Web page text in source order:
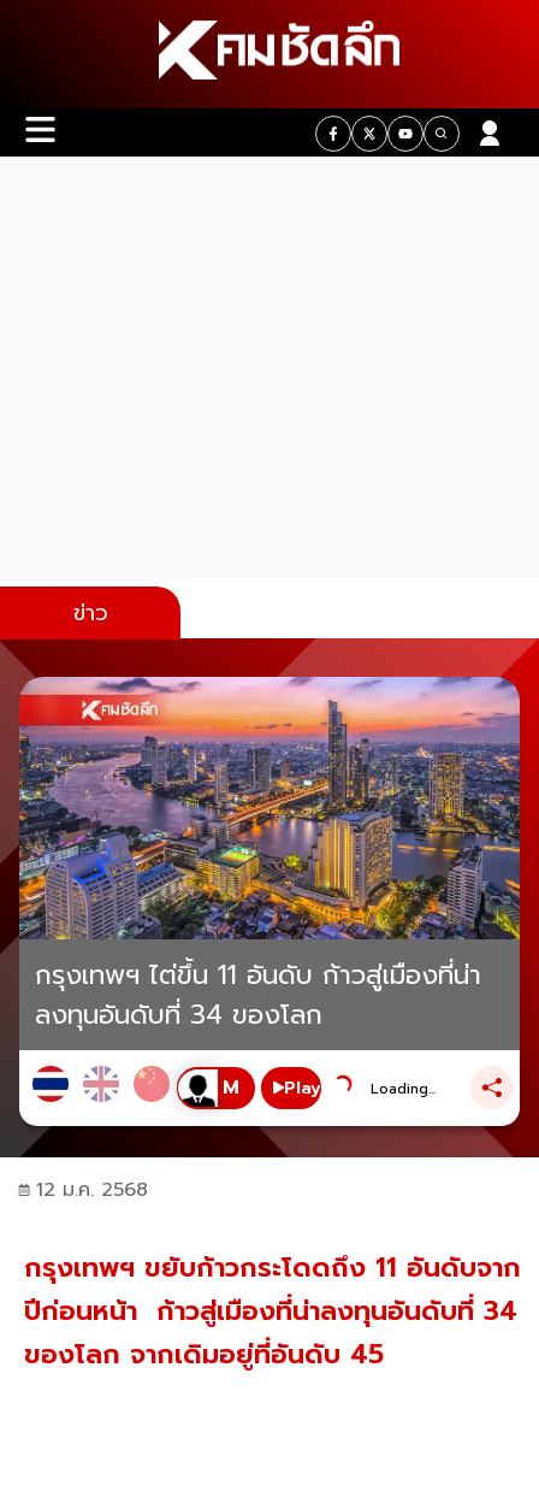
ข่าว
กรุงเทพฯ ไต่ขึ้น 11 อันดับ ก้าวสู่เมืองที่น่า
ลงทุนอันดับที่ 34 ของโลก
Play Loading...
12 ม.ค. 2568
กรุงเทพฯ ขยับก้าวกระโดดถึง 11 อันดับจาก
ปีก่อนหน้า ก้าวสู่เมืองที่น่าลงทุนอันดับที่ 34
ของโลก จากเดิมอยู่ที่อันดับ 45